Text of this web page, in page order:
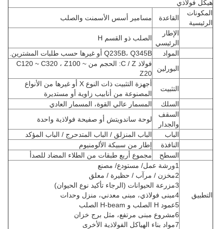
هيكل فولاذي
المكونات
الرئيسية
القاعدة
مسامير أسس الأسمنت والصلب
الإطار
الرئيسي
الصلب ذو القسم H
المواد
Q235B، Q345B أو غيرها حسب طلبات المشترين.
البورلين
فولاذ C / Z: الحجم من C120 ~ C320 ، Z100 ~
Z20
التثبيت
أجهزة التثبيت ذات النوع X أو غيرها من الأنواع
المصنوعة من أنابيب زاوية أو مستديرة
السلك
المسمار عالي القوة، المسمار العادي
السقف
والجدار
لوحة ساندويتش أو صفيحة فولاذية واحدة
الباب
الباب المنزلق / الباب المتدحرج / الباب المؤكد
النافذة
إطار من سبيكة الألومنيوم
السطح
مجموع أربع طبقات من الطلاء المضاد للصدأ
التطبيق
1ورشة عمل/ مستودع/ مصنع
2مخزن / مرآب / حظيرة / معلق
3مزرعة الحيوانات (الرجاء تأكيد نوع الحيوان)
4مبنى فولاذي، مبنى معدني، منزل وحدات
5عمود H الصلب و H-beam الصلب
6مشروع مبنى مرتفع، مثل برج خزان
7مواد بناء الهياكل الفولاذية الأخرى